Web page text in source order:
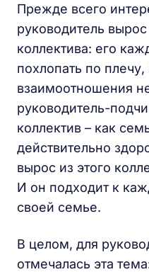
Прежде всего
руководитель
коллектива: его
похлопать по
взаимоотношения
руководитель-
коллектив – как
действительно
вырос из этого
И он подходит к
своей семье.
В целом, для
отмечалась эта